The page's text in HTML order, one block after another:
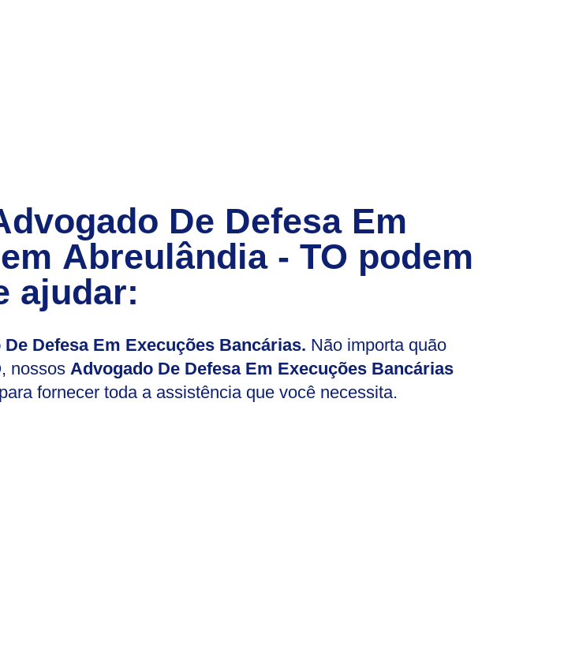
De Defesa Em
em Abreulândia - TO podem
ajudar:
Defesa Em Execuções Bancárias. Não importa quão
, nossos Advogado De Defesa Em Execuções Bancárias
fornecer toda a assistência que você necessita.